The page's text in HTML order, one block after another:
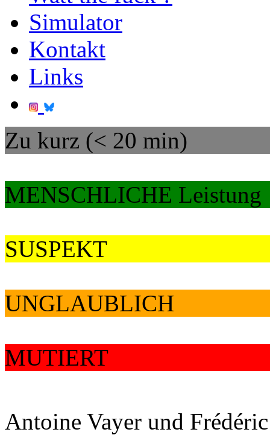
Simulator
Kontakt
Links
Zu kurz (< 20 min)
MENSCHLICHE Leistung
SUSPEKT
UNGLAUBLICH
MUTIERT
Antoine Vayer und